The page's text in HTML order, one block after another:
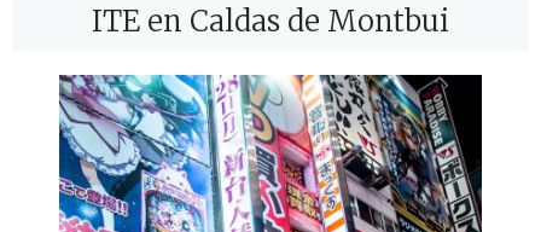
ITE en Caldas de Montbui